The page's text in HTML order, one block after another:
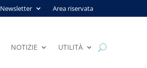
Newsletter Area riservata
NOTIZIE UTILITÀ